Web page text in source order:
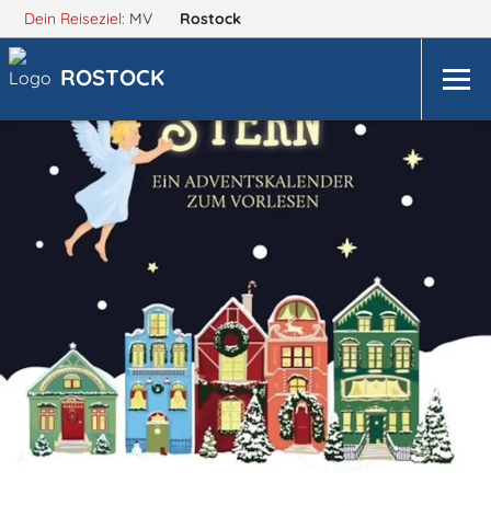
Dein Reiseziel: MV Rostock
ROSTOCK